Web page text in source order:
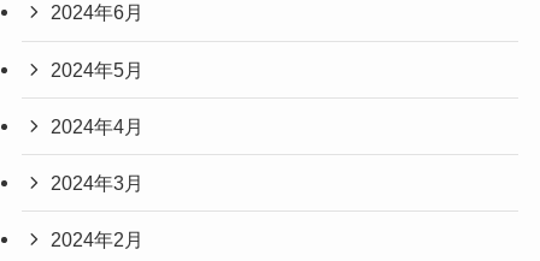
2024年6月
2024年5月
2024年4月
2024年3月
2024年2月